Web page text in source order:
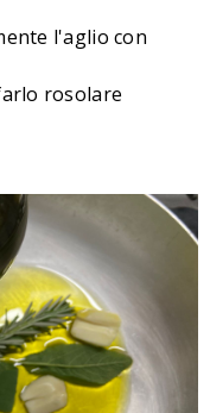
l'aglio con
rosolare